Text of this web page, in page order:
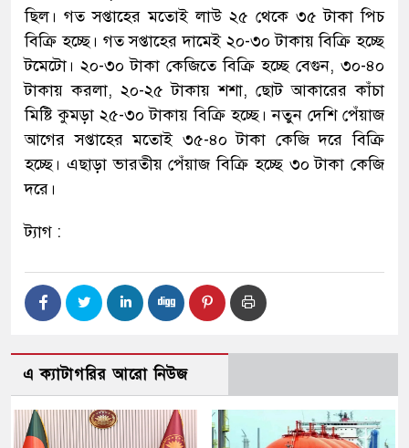
ছিল। গত সপ্তাহের মতোই লাউ ২৫ থেকে ৩৫ টাকা পিচ
বিক্রি হচ্ছে। গত সপ্তাহের দামেই ২০-৩০ টাকায় বিক্রি হচ্ছে
টমেটো। ২০-৩০ টাকা কেজিতে বিক্রি হচ্ছে বেগুন, ৩০-৪০
টাকায় করলা, ২০-২৫ টাকায় শশা, ছোট আকারের কাঁচা
মিষ্টি কুমড়া ২৫-৩০ টাকায় বিক্রি হচ্ছে। নতুন দেশি পেঁয়াজ
আগের সপ্তাহের মতোই ৩৫-৪০ টাকা কেজি দরে বিক্রি
হচ্ছে। এছাড়া ভারতীয় পেঁয়াজ বিক্রি হচ্ছে ৩০ টাকা কেজি
দরে।
ট্যাগ :
এ ক্যাটাগরির আরো নিউজ